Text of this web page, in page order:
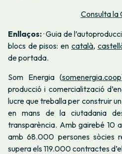
Consulta la
Enllaços:· Guia de
blocs de pisos: en català,
de portada.
Som Energia (somenergia.coop
producció i comercialització
lucre que treballa per construir
en mans de la ciutadania
transparència. Amb gairebé 10
amb 68.000 persones sòcies
supera els 119.000 contractes